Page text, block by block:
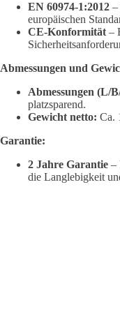
EN 60974-1:2012 –
europäischen
CE-Konformität –
Abmessungen und
Abmessungen (L/
platzsparend.
Gewicht netto: Ca.
Garantie:
2 Jahre Garantie –
die Langlebigkeit